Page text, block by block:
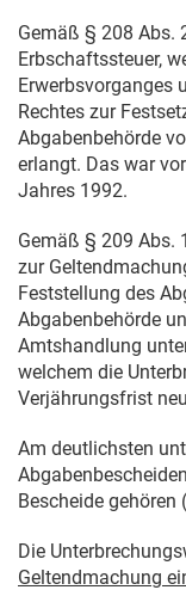
Gemäß § 208 Abs.
Erbschaftssteuer,
Erwerbsvorganges
Rechtes zur
Abgabenbehörde
erlangt. Das war
Jahres 1992.
Gemäß § 209 Abs.
zur
Feststellung des
Abgabenbehörde
Amtshandlung
welchem die
Verjährungsfrist
Am deutlichsten
Bescheide gehören
Die
Geltendmachung